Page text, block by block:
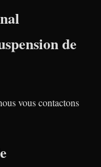
de
vous contactons